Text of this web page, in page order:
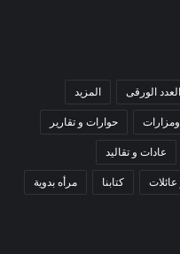
العدد الورقى المزيد
ومزارات حوارات و تقارير
عادات و تقاليد
عائلات كتابنا مرأه بدوية